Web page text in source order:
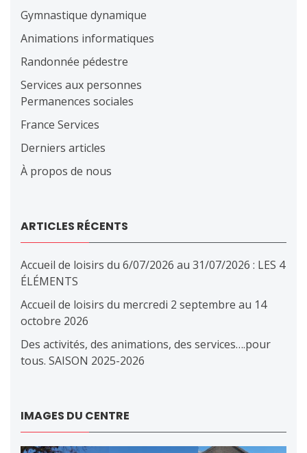
Gymnastique dynamique
Animations informatiques
Randonnée pédestre
Services aux personnes
Permanences sociales
France Services
Derniers articles
À propos de nous
ARTICLES RÉCENTS
Accueil de loisirs du 6/07/2026 au 31/07/2026 : LES 4
ÉLÉMENTS
Accueil de loisirs du mercredi 2 septembre au 14
octobre 2026
Des activités, des animations, des services….pour
tous. SAISON 2025-2026
IMAGES DU CENTRE